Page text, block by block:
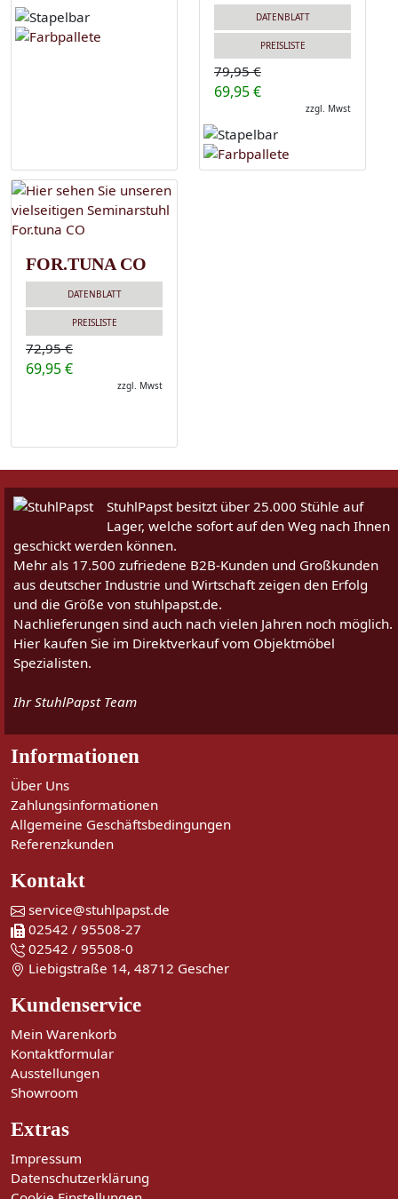
DATENBLATT
PREISLISTE
79,95 €
69,95 €
zzgl. Mwst
FOR.TUNA CO
DATENBLATT
PREISLISTE
72,95 €
69,95 €
zzgl. Mwst
StuhlPapst besitzt über 25.000 Stühle auf
Lager, welche sofort auf den Weg nach Ihnen
geschickt werden können.
Mehr als 17.500 zufriedene B2B-Kunden und Großkunden
aus deutscher Industrie und Wirtschaft zeigen den Erfolg
und die Größe von stuhlpapst.de.
Nachlieferungen sind auch nach vielen Jahren noch möglich.
Hier kaufen Sie im Direktverkauf vom Objektmöbel
Spezialisten.
Ihr StuhlPapst Team
Informationen
Über Uns
Zahlungsinformationen
Allgemeine Geschäftsbedingungen
Referenzkunden
Kontakt
service@stuhlpapst.de
02542 / 95508-27
02542 / 95508-0
Liebigstraße 14, 48712 Gescher
Kundenservice
Mein Warenkorb
Kontaktformular
Ausstellungen
Showroom
Extras
Impressum
Datenschutzerklärung